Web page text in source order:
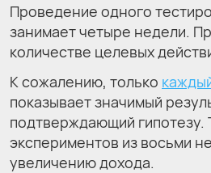
Проведение одного
занимает четыре недели.
количестве целевых
К сожалению, только
показывает значимый
подтверждающий гипотезу.
экспериментов из восьми
увеличению дохода.